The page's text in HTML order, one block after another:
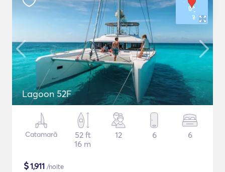
Lagoon 52F
Catamarã
52 ft
16 m
12 6 6
$1,911 /noite